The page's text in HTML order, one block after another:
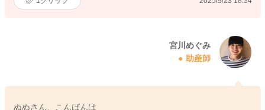
宮川めぐみ
助産師
ぬぬさん、こんばんは